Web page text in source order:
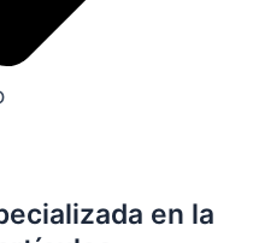
en la